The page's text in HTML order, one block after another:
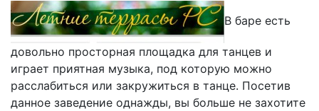
В баре есть
довольно просторная площадка для танцев и
играет приятная музыка, под которую можно
расслабиться или закружиться в танце. Посетив
данное заведение однажды, вы больше не захотите